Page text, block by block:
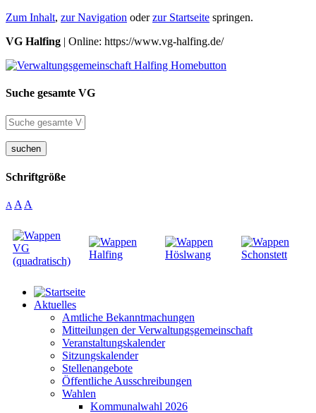
Zum Inhalt, zur Navigation oderzur Startseite springen.
VG Halfing | Online: https://www.vg-halfing.de/
Suche gesamte VG
suchen
Schriftgröße
A A A
Aktuelles
Amtliche Bekanntmachungen
Mitteilungen der Verwaltungsgemeinschaft
Veranstaltungskalender
Sitzungskalender
Stellenangebote
Öffentliche Ausschreibungen
Wahlen
Kommunalwahl 2026